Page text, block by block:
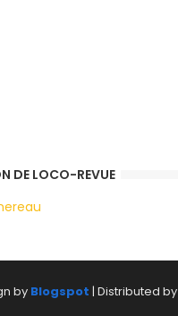
DE LOCO-REVUE
by Blogspot | Distributed by